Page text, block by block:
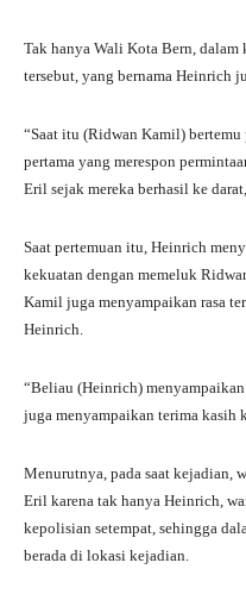
Tak hanya Wali Kota Bern, dalam
tersebut, yang bernama Heinrich
“Saat itu (Ridwan Kamil)
pertama yang merespon
Eril sejak mereka berhasil ke
Saat pertemuan itu, Heinrich
kekuatan dengan memeluk
Kamil juga menyampaikan rasa
Heinrich.
“Beliau (Heinrich)
juga menyampaikan terima kasih
Menurutnya, pada saat kejadian,
Eril karena tak hanya Heinrich,
kepolisian setempat, sehingga
berada di lokasi kejadian.